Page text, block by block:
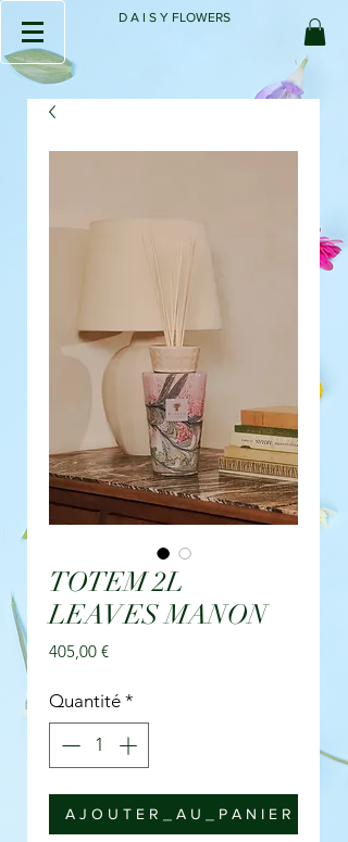
D A I S Y FLOWERS
TOTEM 2L
LEAVES MANON
405,00 €Prix
Quantité *
A J O U T E R _ A U _ P A N I E R